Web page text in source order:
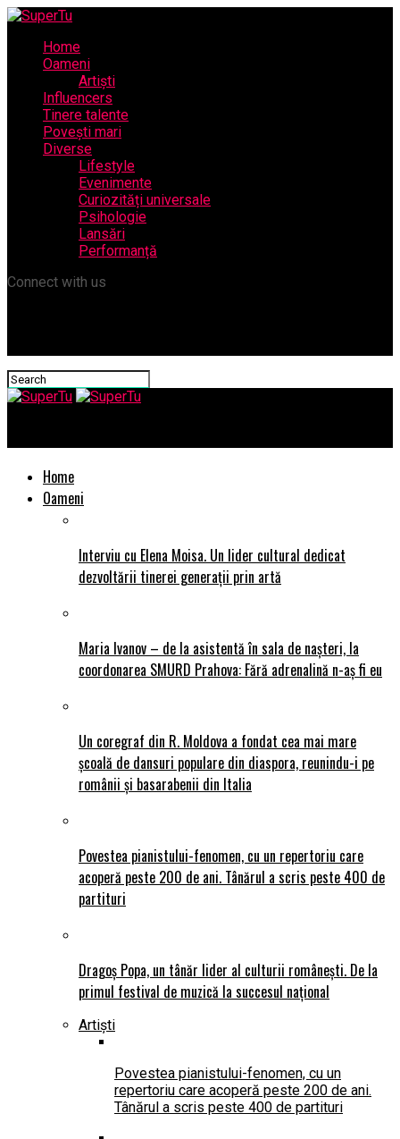
Home
Oameni
Artiști
Influencers
Tinere talente
Povești mari
Diverse
Lifestyle
Evenimente
Curiozități universale
Psihologie
Lansări
Performanță
Connect with us
Home
Oameni
Interviu cu Elena Moisa. Un lider cultural dedicat
dezvoltării tinerei generații prin artă
Maria Ivanov – de la asistentă în sala de nașteri, la
coordonarea SMURD Prahova: Fără adrenalină n-aș fi eu
Un coregraf din R. Moldova a fondat cea mai mare
școală de dansuri populare din diaspora, reunindu-i pe
românii și basarabenii din Italia
Povestea pianistului-fenomen, cu un repertoriu care
acoperă peste 200 de ani. Tânărul a scris peste 400 de
partituri
Dragoș Popa, un tânăr lider al culturii românești. De la
primul festival de muzică la succesul național
Artiști
Povestea pianistului-fenomen, cu un
repertoriu care acoperă peste 200 de ani.
Tânărul a scris peste 400 de partituri